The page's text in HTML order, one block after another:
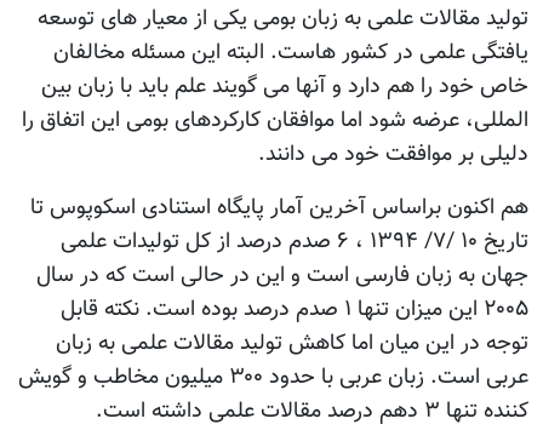
تولید مقالات علمی به زبان بومی یکی از معیار های توسعه
یافتگی علمی در کشور هاست. البته این مسئله مخالفان
خاص خود را هم دارد و آنها می گویند علم باید با زبان بین
المللی، عرضه شود اما موافقان کارکردهای بومی این اتفاق را
دلیلی بر موافقت خود می دانند.
هم اکنون براساس آخرین آمار پایگاه استنادی اسکوپوس تا
تاریخ ۱۰ /۷/ ۱۳۹۴ ، ۶ صدم درصد از کل تولیدات علمی
جهان به زبان فارسی است و این در حالی است که در سال
۲۰۰۵ این میزان تنها ۱ صدم درصد بوده است. نکته قابل
توجه در این میان اما کاهش تولید مقالات علمی به زبان
عربی است. زبان عربی با حدود ۳۰۰ میلیون مخاطب و گویش
کننده تنها ۳ دهم درصد مقالات علمی داشته است.